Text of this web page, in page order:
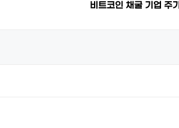
비트코인 채굴 기업 주